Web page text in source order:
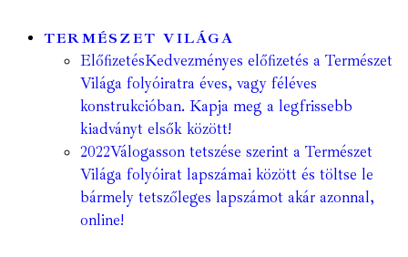
TERMÉSZET VILÁGA
ElőfizetésKedvezményes előfizetés a Természet
Világa folyóiratra éves, vagy féléves
konstrukcióban. Kapja meg a legfrissebb
kiadványt elsők között!
2022Válogasson tetszése szerint a Természet
Világa folyóirat lapszámai között és töltse le
bármely tetszőleges lapszámot akár azonnal,
online!